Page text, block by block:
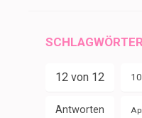
12 von 12
Antworten